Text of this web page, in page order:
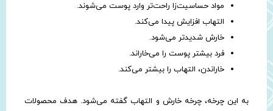
مواد حساسیت‌زا راحت‌تر وارد پوست می‌شوند.
التهاب افزایش پیدا می‌کند.
خارش شدیدتر می‌شود.
فرد بیشتر پوست را می‌خاراند.
خاراندن، التهاب را بیشتر می‌کند.
به این چرخه، چرخه خارش و التهاب گفته می‌شود. هدف محصولات